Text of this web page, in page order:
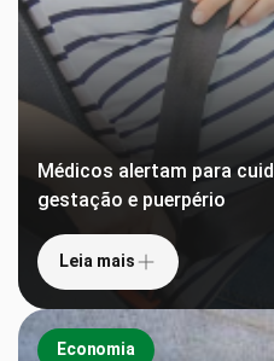
Médicos alertam para
gestação e puerpério
Leia mais
Economia